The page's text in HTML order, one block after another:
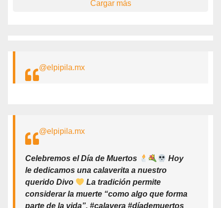
Cargar más
@elpipila.mx
@elpipila.mx
Celebremos el Día de Muertos
Hoy
le dedicamos una calaverita a nuestro
querido Divo
La tradición permite
considerar la muerte “como algo que forma
parte de la vida”. #calavera #díademuertos